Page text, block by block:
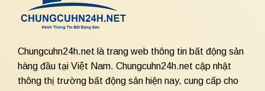
Chungcuhn24h.net là trang web thông tin bất động sản
hàng đầu tại Việt Nam. Chungcuhn24h.net cập nhật
thông thị trường bất động sản hiện nay, cung cấp cho